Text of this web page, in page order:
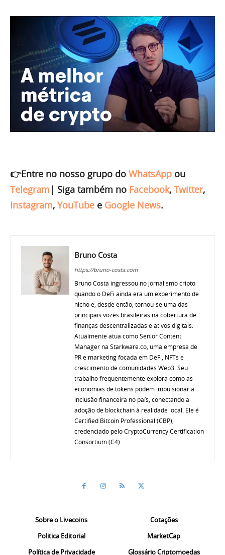
👉Entre no nosso grupo do WhatsApp ou
Telegram | Siga também no Facebook, Twitter,
Instagram, YouTube e Google News.
Bruno Costa
https://bruno-costa.com
Bruno Costa ingressou no jornalismo cripto
quando o DeFi ainda era um experimento de
nicho e, desde então, tornou-se uma das
principais vozes brasileiras na cobertura de
finanças descentralizadas e ativos digitais.
Atualmente atua como Senior Content
Manager na Starkware.co, uma empresa de
PR e marketing focada em DeFi, NFTs e
crescimento de comunidades Web3. Seu
trabalho frequentemente explora como as
economias de tokens podem impulsionar a
inclusão financeira no país, conectando a
adoção de blockchain à realidade local. Ele é
Certified Bitcoin Professional (CBP),
credenciado pelo CryptoCurrency Certification
Consortium (C4).
Sobre o Livecoins
Politica Editorial
Política de Privacidade
Cotações
MarketCap
Glossário Criptomoedas